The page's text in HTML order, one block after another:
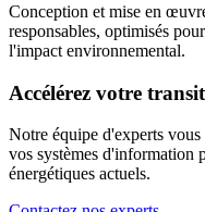
Conception et mise en
responsables, optimisés
l'impact environnemental.
Accélérez votre
Notre équipe d'experts
vos systèmes d'information
énergétiques actuels.